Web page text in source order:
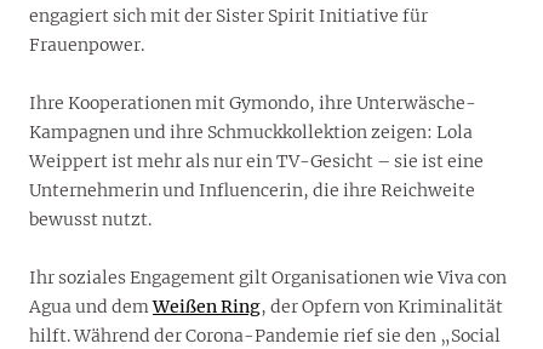
engagiert sich mit der Sister Spirit Initiative für
Frauenpower.
Ihre Kooperationen mit Gymondo, ihre Unterwäsche-
Kampagnen und ihre Schmuckkollektion zeigen: Lola
Weippert ist mehr als nur ein TV-Gesicht – sie ist eine
Unternehmerin und Influencerin, die ihre Reichweite
bewusst nutzt.
Ihr soziales Engagement gilt Organisationen wie Viva con
Agua und demWeißen Ring, der Opfern von Kriminalität
hilft. Während der Corona-Pandemie rief sie den „Social